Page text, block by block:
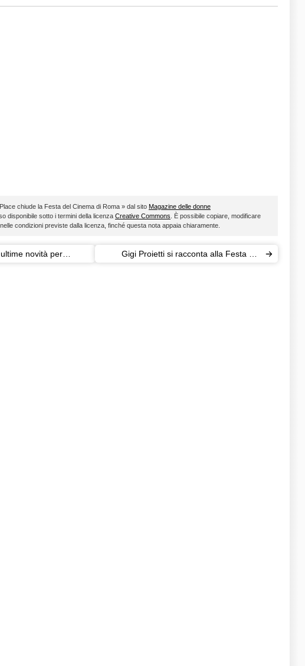
chiude la Festa del Cinema di Roma » dal sito Magazine delle donne
disponibile sotto i termini della licenza Creative Commons . È possibile copiare, modificare
condizioni previste dalla licenza, finché questa nota appaia chiaramente.
novità per
Gigi Proietti si racconta alla Festa del